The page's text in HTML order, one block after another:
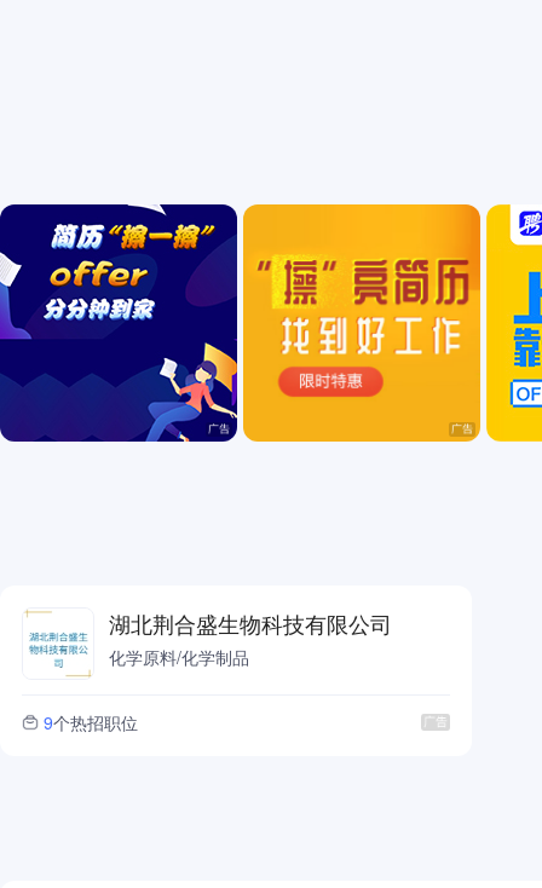
咨询/翻译/法律
生活服务
餐饮
管培生/非企业从业者
湖北荆合盛生物科技有限公司
化学原料/化学制品
9个热招职位